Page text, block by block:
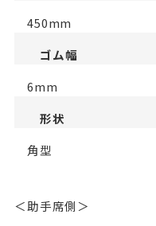
450mm
ゴム幅
6mm
形状
角型
＜助手席側＞